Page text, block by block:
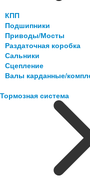
КПП
Подшипники
Приводы/Мосты
Раздаточная коробка
Сальники
Сцепление
Валы карданные/
Тормозная система